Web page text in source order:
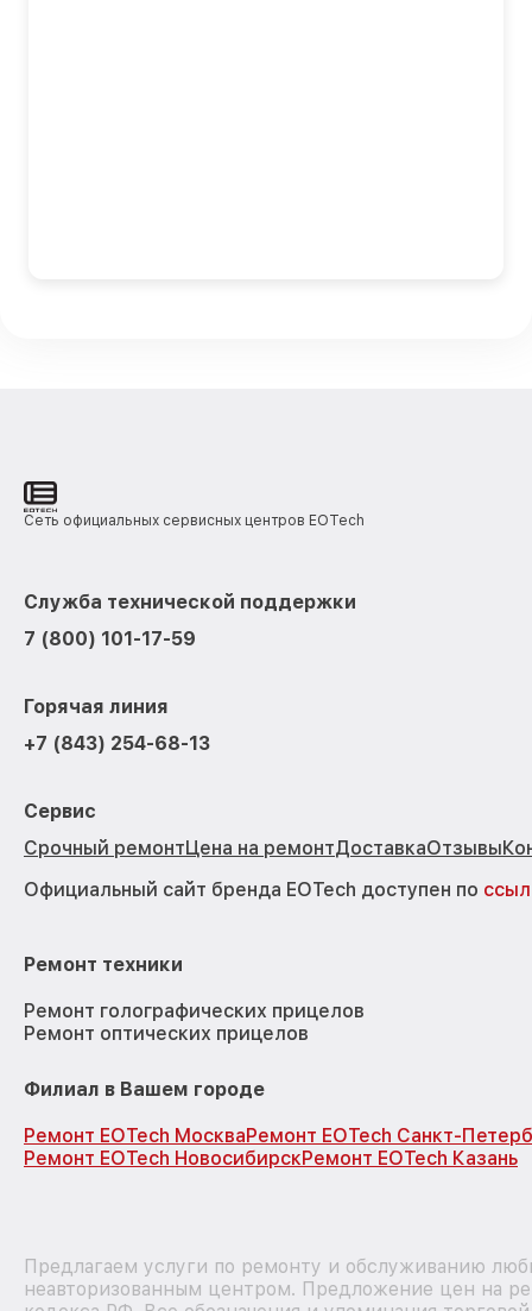
Сеть официальных сервисных центров EOTech
Служба технической поддержки
7 (800) 101-17-59
Горячая линия
+7 (843) 254-68-13
Сервис
Срочный ремонтЦена на ремонтДоставкаОтзывы
Официальный сайт бренда EOTech доступен по
Ремонт техники
Ремонт голографических прицелов
Ремонт оптических прицелов
Филиал в Вашем городе
Ремонт EOTech МоскваРемонт EOTech Санкт-
Ремонт EOTech НовосибирскРемонт EOTech Казань
Предлагаем услуги по ремонту и обслуживанию
неавторизованным центром. Предложение цен на